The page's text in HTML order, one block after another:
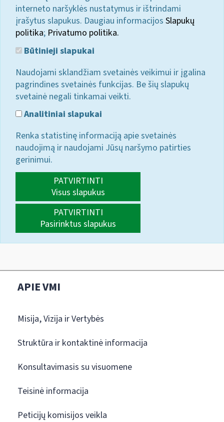
interneto naršyklės nustatymus ir ištrindami
įrašytus slapukus. Daugiau informacijos Slapukų
politika; Privatumo politika.
Būtinieji slapukai
Naudojami sklandžiam svetainės veikimui ir įgalina
pagrindines svetainės funkcijas. Be šių slapukų
svetainė negali tinkamai veikti.
Analitiniai slapukai
Renka statistinę informaciją apie svetainės
naudojimą ir naudojami Jūsų naršymo patirties
gerinimui.
PATVIRTINTI
Visus slapukus
PATVIRTINTI
Pasirinktus slapukus
APIE VMI
Misija, Vizija ir Vertybės
Struktūra ir kontaktinė informacija
Konsultavimasis su visuomene
Teisinė informacija
Peticijų komisijos veikla